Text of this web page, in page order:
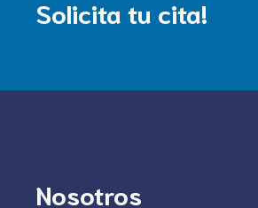
Solicita tu cita!
Nosotros